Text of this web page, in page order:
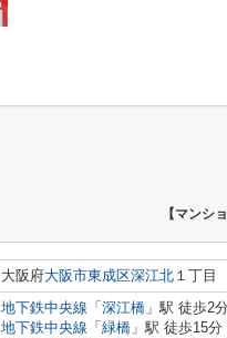
【マンシ
大阪府大阪市東成区深江北 １丁目
地下鉄中央線 「 深江橋 」駅 徒歩2
地下鉄中央線 「 緑橋 」駅 徒歩15分